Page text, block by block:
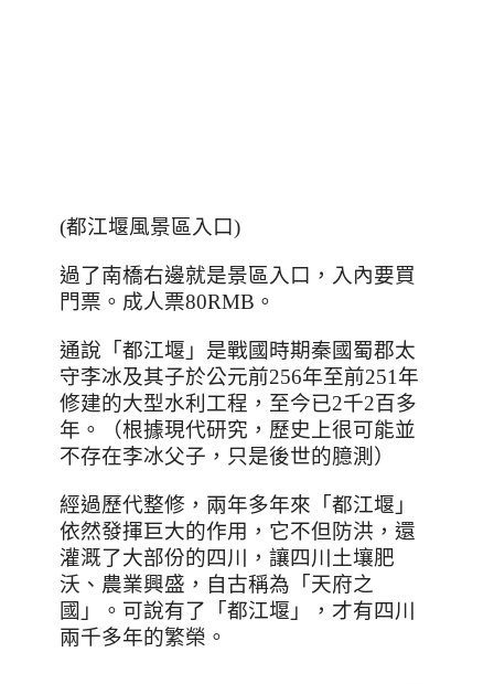
(都江堰風景區入口)
過了南橋右邊就是景區入口，入內要買
門票。成人票80RMB 。
通說「都江堰」是戰國時期秦國蜀郡太
守李冰及其子於公元前256年至前251年
修建的大型水利工程，至今已2千2百多
年。（根據現代研究，歷史上很可能並
不存在李冰父子，只是後世的臆測）
經過歷代整修，兩年多年來「都江堰」
依然發揮巨大的作用，它不但防洪，還
灌溉了大部份的四川，讓四川土壤肥
沃、農業興盛，自古稱為「天府之
國」。可說有了「都江堰」，才有四川
兩千多年的繁榮。